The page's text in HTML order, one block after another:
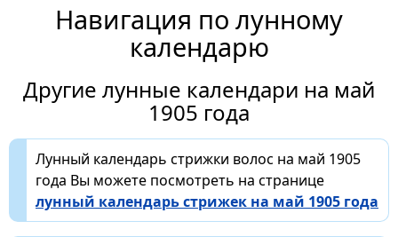
Навигация по лунному
календарю
Другие лунные календари на май
1905 года
Лунный календарь стрижки волос на май 1905
года Вы можете посмотреть на странице
лунный календарь стрижек на май 1905 года